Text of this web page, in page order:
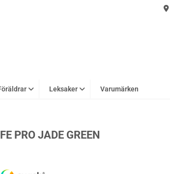
Leksaker Varumärken
PRO JADE GREEN